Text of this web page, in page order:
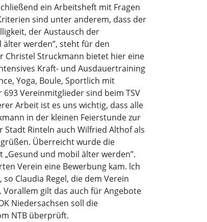
ein Arbeitsheft mit Fragen
sind unter anderem, dass der
der Austausch der
älter werden”, steht für den
Christel Struckmann bietet hier eine
Kraft- und Ausdauertraining
Yoga, Boule, Sportlich mit
Vereinmitglieder sind beim TSV
Arbeit ist es uns wichtig, dass alle
in der kleinen Feierstunde zur
Stadt Rinteln auch Wilfried Althof als
Überreicht wurde die
und mobil älter werden”.
Verein eine Bewerbung kam. lch
Claudia Regel, die dem Verein
gilt das auch für Angebote
Niedersachsen soll die
NTB überprüft.